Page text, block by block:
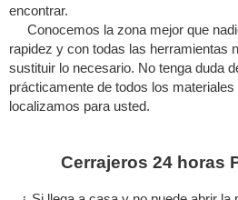
encontrar.
Conocemos la zona mejor que
rapidez y con todas las herramientas
sustituir lo necesario. No tenga duda
prácticamente de todos los
localizamos para usted.
Cerrajeros 24 horas